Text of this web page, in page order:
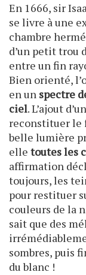
En 1666, sir
se livre à une
chambre
d’un petit trou
entre un fin
Bien orienté,
en un spectre
ciel. L’ajout
reconstituer le
belle lumière
elle toutes les
affirmation
toujours, les
pour restituer
couleurs de la
sait que des
sombres, puis
du blanc !